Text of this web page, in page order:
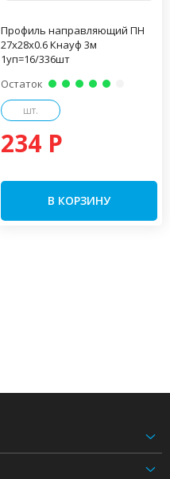
Профиль направляющий ПН
27х28х0.6 Кнауф 3м
1уп=16/336шт
Остаток
шт.
234 P
В КОРЗИНУ